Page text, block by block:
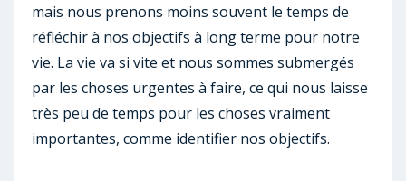
mais nous prenons moins souvent le temps de
réfléchir à nos objectifs à long terme pour notre
vie. La vie va si vite et nous sommes submergés
par les choses urgentes à faire, ce qui nous laisse
très peu de temps pour les choses vraiment
importantes, comme identifier nos objectifs.